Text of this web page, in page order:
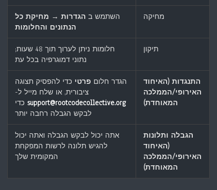
מחיקה השתמש ב הגדרות → מחיקת כל
הנתונים והחלומות
תיקון
חלומות ניתן לערוך תוך 48 שעות;
נתוני דמוגרפיה בכל עת
התנגדות (האיחוד
האירופי/הממלכה
המאוחדת)
הגדר חלום פרטי כדי להפסיק תצוגה
ציבורית, או שלח מייל ל-
support@rootcodecollective.org כדי
לבקש הגבלה רחבה יותר
הגבלה ותלונות
(האיחוד
האירופי/הממלכה
המאוחדת)
אתה יכול לבקש הגבלה ואתה יכול
להגיש תלונה לרשות המפקחת
המקומית שלך